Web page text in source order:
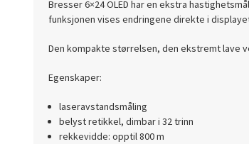
Bresser 6×24 OLED har en ekstra
funksjonen vises endringene direkte i
Den kompakte størrelsen, den ekstremt lave
Egenskaper:
laseravstandsmåling
belyst retikkel, dimbar i 32 trinn
rekkevidde: opptil 800 m